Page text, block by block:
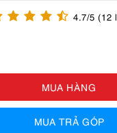
4.7/5 (12
MUA HÀNG
MUA TRẢ GÓP